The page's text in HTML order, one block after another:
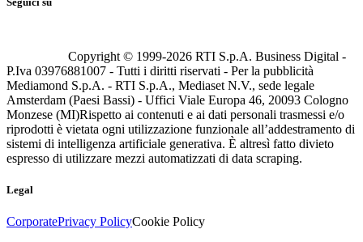
Copyright © 1999-2026 RTI S.p.A. Business Digital -
P.Iva 03976881007 - Tutti i diritti riservati - Per la pubblicità
Mediamond S.p.A. - RTI S.p.A., Mediaset N.V., sede legale
Amsterdam (Paesi Bassi) - Uffici Viale Europa 46, 20093 Cologno
Monzese (MI)Rispetto ai contenuti e ai dati personali trasmessi e/o
riprodotti è vietata ogni utilizzazione funzionale all’addestramento di
sistemi di intelligenza artificiale generativa. È altresì fatto divieto
espresso di utilizzare mezzi automatizzati di data scraping.
Legal
CorporatePrivacy PolicyCookie Policy